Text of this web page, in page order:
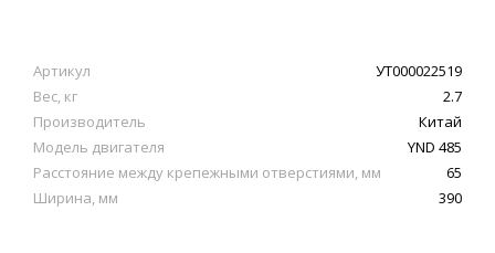
Артикул
УТ000022519
Вес, кг
2.7
Производитель
Китай
Модель двигателя
YND 485
Расстояние между крепежными отверстиями, мм
65
Ширина, мм
390